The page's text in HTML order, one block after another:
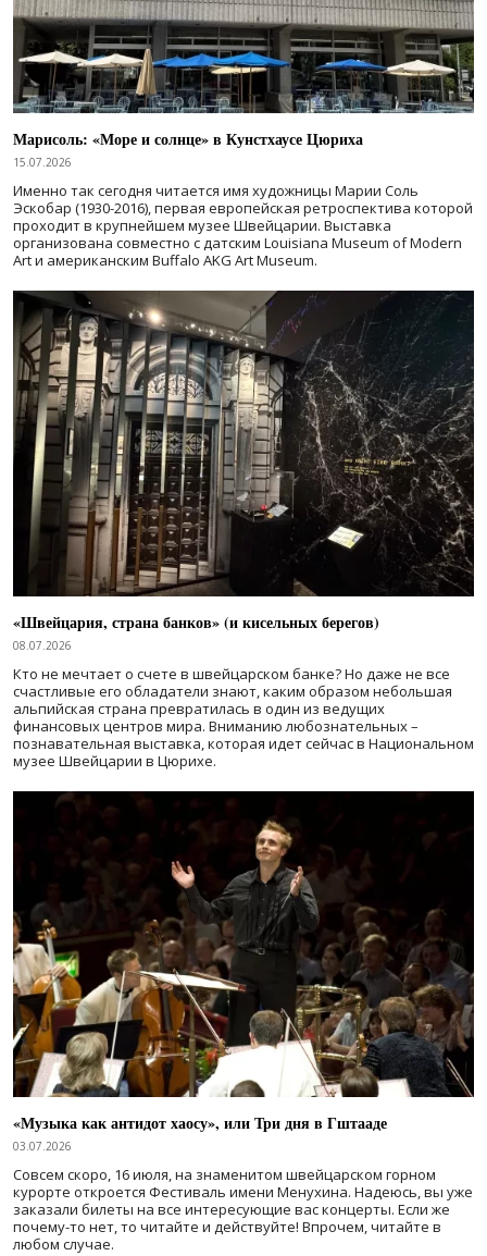
Марисоль: «Море и солнце» в Кунстхаусе Цюриха
15.07.2026
Именно так сегодня читается имя художницы Марии Соль
Эскобар (1930-2016), первая европейская ретроспектива которой
проходит в крупнейшем музее Швейцарии. Выставка
организована совместно с датским Louisiana Museum of Modern
Art и американским Buffalo AKG Art Museum.
«Швейцария, страна банков» (и кисельных берегов)
08.07.2026
Кто не мечтает о счете в швейцарском банке? Но даже не все
счастливые его обладатели знают, каким образом небольшая
альпийская страна превратилась в один из ведущих
финансовых центров мира. Вниманию любознательных –
познавательная выставка, которая идет сейчас в Национальном
музее Швейцарии в Цюрихе.
«Музыка как антидот хаосу», или Три дня в Гштааде
03.07.2026
Совсем скоро, 16 июля, на знаменитом швейцарском горном
курорте откроется Фестиваль имени Менухина. Надеюсь, вы уже
заказали билеты на все интересующие вас концерты. Если же
почему-то нет, то читайте и действуйте! Впрочем, читайте в
любом случае.